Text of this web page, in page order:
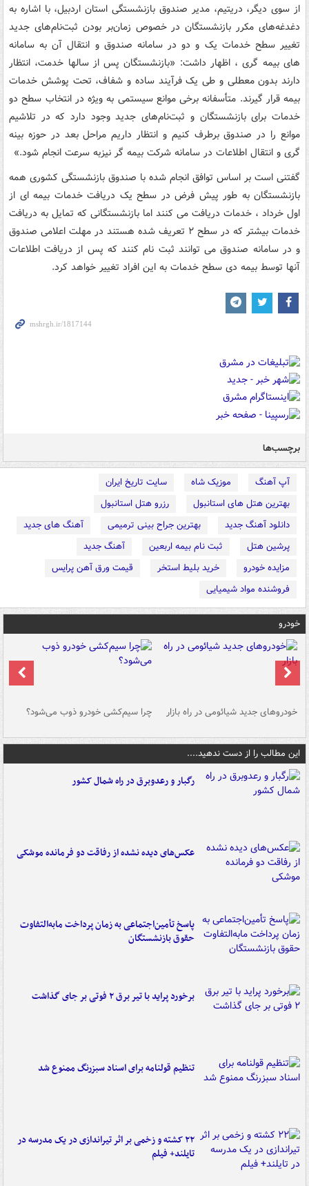
از سوی دیگر، دریتیم، مدیر صندوق بازنشستگی استان اردبیل، با اشاره به
دغدغه‌های مکرر بازنشستگان در خصوص زمان‌بر بودن ثبت‌نام‌های جدید
تغییر سطح خدمات یک و دو در سامانه صندوق و انتقال آن به سامانه
های بیمه گری ، اظهار داشت: «بازنشستگان پس از سالها خدمت، انتظار
دارند بدون معطلی و طی یک فرآیند ساده و شفاف، تحت پوشش خدمات
بیمه قرار گیرند. متأسفانه برخی موانع سیستمی به ویژه در انتخاب سطح دو
خدمات برای بازنشستگان و ثبت‌نام‌های جدید وجود دارد که در تلاشیم
موانع را در صندوق برطرف کنیم و انتظار داریم مراحل بعد در حوزه بینه
گری و انتقال اطلاعات در سامانه‌ شرکت بیمه گر نیزبه سرعت انجام شود.»
گفتنی است بر اساس توافق انجام شده با صندوق بازنشستگی کشوری همه
بازنشستگان به طور پیش فرض در سطح یک دریافت خدمات بیمه ای از
اول خرداد ، خدمات دریافت می کنند اما بازنشستگانی که تمایل به دریافت
خدمات بیشتر که در سطح ۲ تعریف شده هستند در مهلت اعلامی صندوق
و در سامانه صندوق می توانند ثبت نام کنند که پس از دریافت اطلاعات
آنها توسط بیمه دی سطح خدمات به این افراد تغییر خواهد کرد.
برچسب‌ها
آپ آهنگ موزیک شاه
سایت تاریخ ایران
بهترین هتل های استانبول
رزرو هتل استانبول
دانلود آهنگ جدید
بهترین جراح بینی ترمیمی
آهنگ های جدید
پرشین هتل
ثبت نام بیمه اربعین
آهنگ جدید
مزایده خودرو
خرید بلیط استخر
قیمت ورق آهن پرایس
فروشنده مواد شیمیایی
خودرو
خودروهای جدید شیائومی در راه بازار چرا سیم‌کشی خودرو ذوب می‌شود؟
این مطالب را از دست ندهید....
رگبار و رعدوبرق در راه شمال کشور
عکس‌های دیده نشده از رفاقت دو فرمانده‌ موشکی
پاسخ تأمین‌اجتماعی به زمان پرداخت مابه‌التفاوت
حقوق بازنشستگان
برخورد پراید با تیر برق ۲ فوتی بر جای گذاشت
تنظیم قولنامه برای اسناد سبزرنگ ممنوع شد
۲۲ کشته و زخمی بر اثر تیراندازی در یک مدرسه در
تایلند+ فیلم